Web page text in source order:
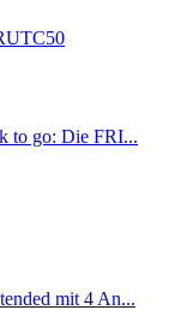
to go: Die FRI...
mit 4 An...